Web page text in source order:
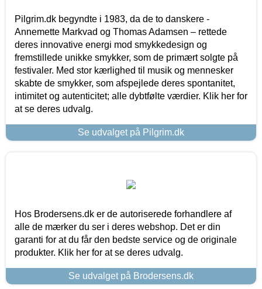
Pilgrim.dk begyndte i 1983, da de to danskere -
Annemette Markvad og Thomas Adamsen – rettede
deres innovative energi mod smykkedesign og
fremstillede unikke smykker, som de primært solgte på
festivaler. Med stor kærlighed til musik og mennesker
skabte de smykker, som afspejlede deres spontanitet,
intimitet og autenticitet; alle dybtfølte værdier. Klik her for
at se deres udvalg.
Se udvalget på Pilgrim.dk
Hos Brodersens.dk er de autoriserede forhandlere af
alle de mærker du ser i deres webshop. Det er din
garanti for at du får den bedste service og de originale
produkter. Klik her for at se deres udvalg.
Se udvalget på Brodersens.dk